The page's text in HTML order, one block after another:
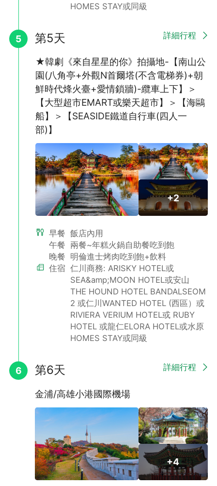
傳統汗蒸幕
的方法，汗蒸幕是將韓國大眾浴池與可以汗蒸的熱療室相結合的設
施。將使用黃土、優質木炭、鹽等設製而成的熱療汗蒸室加熱至
40∼80℃，進入房間內讓身體流汗，可以緩解積累的疲勞，使皮
膚變得光潤。
明洞是讓人聯想起一座巨大購物城的地方，此處擁有各式各樣的品
牌專賣店、百貨公司、商店等，就如其流行聖地之稱，販售各種服
飾、鞋子、飾品等。
HOMES STAY或同級
5 第5天 詳細行程
★韓劇《來自星星的你》拍攝地-【南山公
園(八角亭+外觀N首爾塔(不含電梯券)+朝
鮮時代烽火臺+愛情鎖牆)-纜車上下】＞
【大型超市EMART或樂天超市】＞【海鷗
船】＞【SEASIDE鐵道自行車(四人一
部)】
+2
早餐 飯店內用
午餐 兩餐~年糕火鍋自助餐吃到飽
晚餐 明倫進士烤肉吃到飽+飲料
住宿 仁川商務: ARISKY HOTEL或
SEA&amp;MOON HOTEL或安山
THE HOUND HOTEL BANDALSEOM
2 或仁川WANTED HOTEL (西區）或
RIVIERA VERIUM HOTEL或 RUBY
HOTEL 或龍仁ELORA HOTEL或水原
HOMES STAY或同級
6 第6天 詳細行程
金浦/高雄小港國際機場
+4